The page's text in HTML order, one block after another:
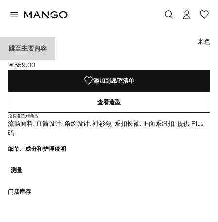
跳至主要内容
条纹印花衬衫
当前价格 [￥359.00 ]
￥359.00
选择颜色
米色
添加到愿望清单
查看造型
免费送货到商店
流畅面料. 直筒设计. 条纹设计. 衬衫领. 系扣长袖. 正面系纽扣. 提供 Plus
码
细节、成分和护理说明
测量
门店库存